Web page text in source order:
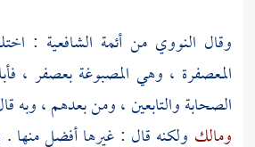
وقال النوويمن أئمة الشافعية :
المعصفرة ، وهي المصبوغة بعصفر ،
الصحابة والتابعين ، ومن بعدهم ، وبه
ومالك ولكنه قال : غيرها أفضل منها